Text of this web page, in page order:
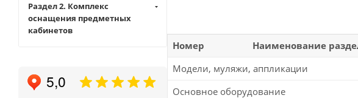
Номер
Наименование
Модели, муляжи, аппликации
Основное оборудование
Раздел 2. Комплекс
оснащения предметных
кабинетов